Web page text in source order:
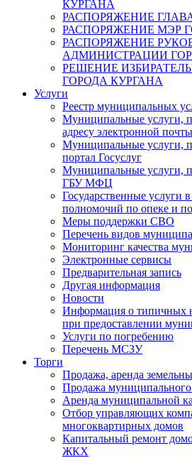
КУРГАНА
РАСПОРЯЖЕНИЕ
РАСПОРЯЖЕНИЕ МЭР
РАСПОРЯЖЕНИЕ
АДМИНИСТРАЦИИ
РЕШЕНИЕ
ГОРОДА КУРГАНА
Услуги
Реестр муниципальных
Муниципальные услуги,
адресу электронной почты
Муниципальные услуги,
портал Госуслуг
Муниципальные услуги,
ГБУ МФЦ
Государственные услуги
полномочий по опеке и
Меры поддержки СВО
Перечень видов
Мониторинг качества
Электронные сервисы
Предварительная запись
Другая информация
Новости
Информация о типичных
при предоставлении
Услуги по погребению
Перечень МСЗУ
Торги
Продажа, аренда
Продажа
Аренда муниципальной
Отбор управляющих
многоквартирных домов
Капитальный ремонт
ЖКХ